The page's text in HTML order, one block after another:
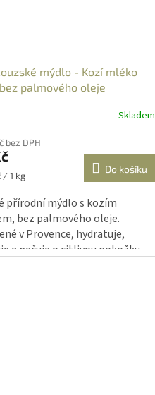
mýdlo - Kozí mléko
palmového oleje
Skladem
bez DPH
/ 1 kg
Do košíku
přírodní mýdlo s kozím
bez palmového oleje.
v Provence, hydratuje,
a pečuje o citlivou pokožku